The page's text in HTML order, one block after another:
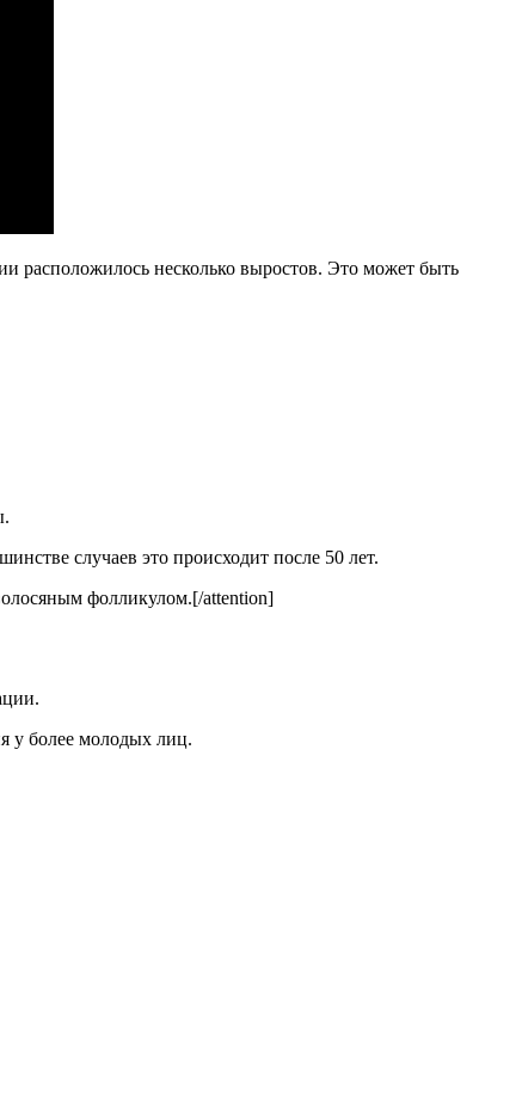
расположилось несколько выростов. Это может быть
случаев это происходит после 50 лет.
фолликулом.[/attention]
у более молодых лиц.